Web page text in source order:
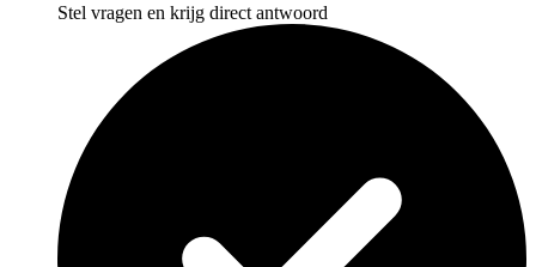
Stel vragen en krijg direct antwoord